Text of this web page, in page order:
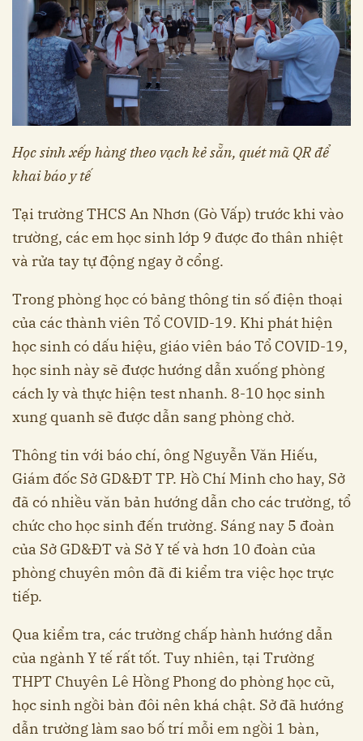
Học sinh xếp hàng theo vạch kẻ sẵn, quét mã QR để
khai báo y tế
Tại trường THCS An Nhơn (Gò Vấp) trước khi vào
trường, các em học sinh lớp 9 được đo thân nhiệt
và rửa tay tự động ngay ở cổng.
Trong phòng học có bảng thông tin số điện thoại
của các thành viên Tổ COVID-19. Khi phát hiện
học sinh có dấu hiệu, giáo viên báo Tổ COVID-19,
học sinh này sẽ được hướng dẫn xuống phòng
cách ly và thực hiện test nhanh. 8-10 học sinh
xung quanh sẽ được dẫn sang phòng chờ.
Thông tin với báo chí, ông Nguyễn Văn Hiếu,
Giám đốc Sở GD&ĐT TP. Hồ Chí Minh cho hay, Sở
đã có nhiều văn bản hướng dẫn cho các trường, tổ
chức cho học sinh đến trường. Sáng nay 5 đoàn
của Sở GD&ĐT và Sở Y tế và hơn 10 đoàn của
phòng chuyên môn đã đi kiểm tra việc học trực
tiếp.
Qua kiểm tra, các trường chấp hành hướng dẫn
của ngành Y tế rất tốt. Tuy nhiên, tại Trường
THPT Chuyên Lê Hồng Phong do phòng học cũ,
học sinh ngồi bàn đôi nên khá chật. Sở đã hướng
dẫn trường làm sao bố trí mỗi em ngồi 1 bàn,